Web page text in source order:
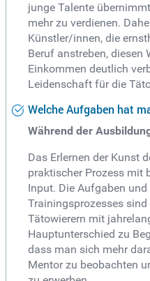
junge Talente
mehr zu verdienen.
Künstler/innen, die
Beruf anstreben, diesen
Einkommen deutlich
Leidenschaft für die
Welche Aufgaben hat
Während der
Das Erlernen der Kunst
praktischer Prozess mit
Input. Die Aufgaben
Trainingsprozesses
Tätowierern mit
Hauptunterschied zu
dass man sich mehr
Mentor zu beobachten